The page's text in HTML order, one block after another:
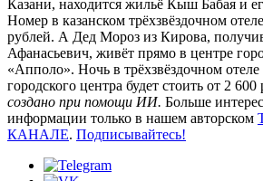
Казани, находится жильё Кыш Бабая и
Номер в казанском трёхзвёздочном
рублей. А Дед Мороз из Кирова,
Афанасьевич, живёт прямо в центре
«Апполо». Ночь в трёхзвёздочном отеле
городского центра будет стоить от 2 600
создано при помощи ИИ. Больше
информации только в нашем авторском
КАНАЛЕ. Подписывайтесь!